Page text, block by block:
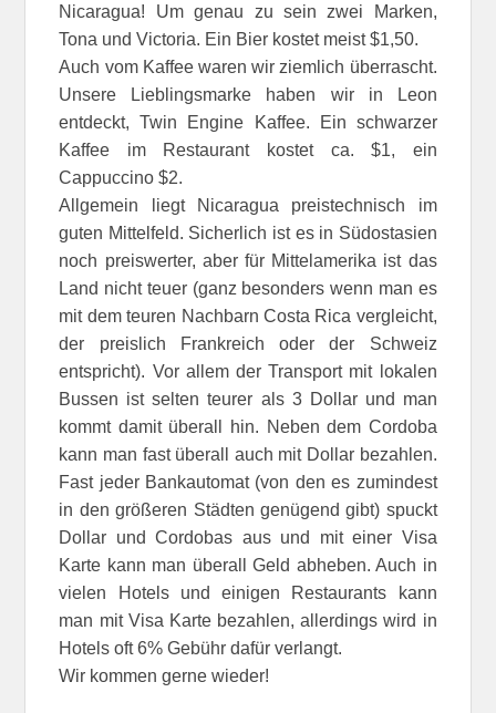
Nicaragua! Um genau zu sein zwei Marken,
Tona und Victoria. Ein Bier kostet meist $1,50.
Auch vom Kaffee waren wir ziemlich überrascht.
Unsere Lieblingsmarke haben wir in Leon
entdeckt, Twin Engine Kaffee. Ein schwarzer
Kaffee im Restaurant kostet ca. $1, ein
Cappuccino $2.
Allgemein liegt Nicaragua preistechnisch im
guten Mittelfeld. Sicherlich ist es in Südostasien
noch preiswerter, aber für Mittelamerika ist das
Land nicht teuer (ganz besonders wenn man es
mit dem teuren Nachbarn Costa Rica vergleicht,
der preislich Frankreich oder der Schweiz
entspricht). Vor allem der Transport mit lokalen
Bussen ist selten teurer als 3 Dollar und man
kommt damit überall hin. Neben dem Cordoba
kann man fast überall auch mit Dollar bezahlen.
Fast jeder Bankautomat (von den es zumindest
in den größeren Städten genügend gibt) spuckt
Dollar und Cordobas aus und mit einer Visa
Karte kann man überall Geld abheben. Auch in
vielen Hotels und einigen Restaurants kann
man mit Visa Karte bezahlen, allerdings wird in
Hotels oft 6% Gebühr dafür verlangt.
Wir kommen gerne wieder!